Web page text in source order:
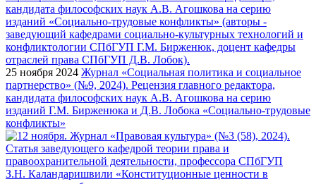
25 ноября 2024 Журнал «Социальная политика и социальное
партнерство» (№9, 2024). Рецензия главного редактора,
кандидата философских наук А.В. Агошкова на серию
изданий Г.М. Бирженюка и Д.В. Лобока «Социально-трудовые
конфликты»